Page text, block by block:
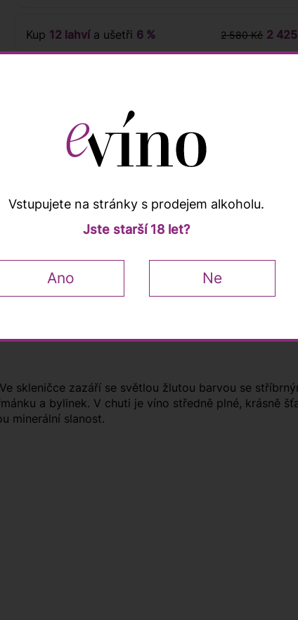
Kup 12 lahvía ušetři 6 % 2 580 Kč 2
skleničce zazáří se světlou žlutou barvou se
a bylinek. V chuti je víno středně plné, krásně
minerální slanost.
Vstupujete na stránky s prodejem alkoholu.
Jste starší 18 let?
Ano Ne